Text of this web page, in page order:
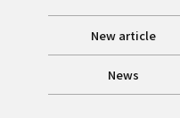
New article
News